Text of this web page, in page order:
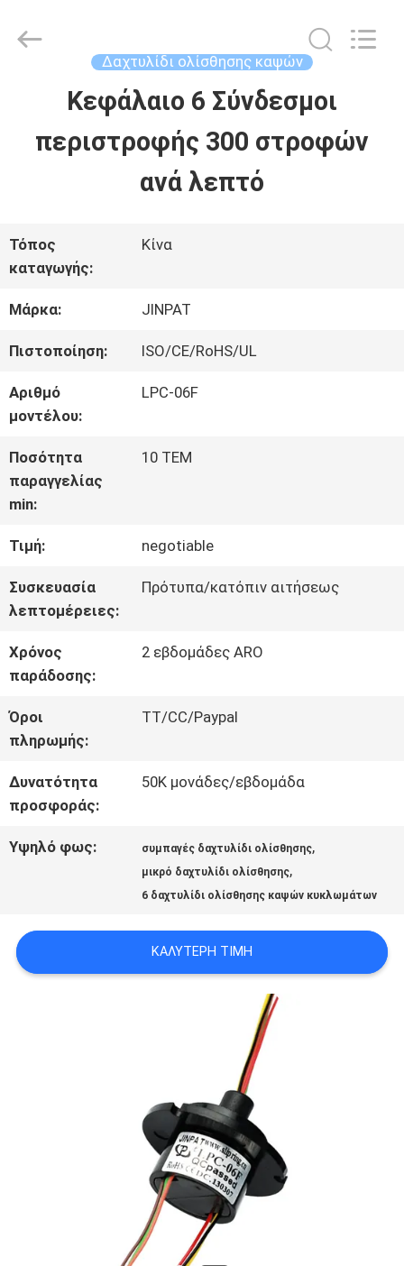
ΕΜΦΆΝΙΣΗ
VR
ΠΕΡΊΠΟΥ
ΕΜΕΊΣ
ΓΎΡΟΣ
ΕΡΓΟΣΤΑΣΊΩΝ
ΠΟΙΟΤΙΚΌΣ
ΈΛΕΓΧΟΣ
ΜΑΣ
ΕΛΆΤΕ
ΣΕ
ΕΠΑΦΉ
ΈΝΑ
ΑΠΌΣΠΑΣΜΑ
Electronics
Δαχτυλίδι ολίσθησης καψών
Κεφάλαιο 6 Σύνδεσμοι
περιστροφής 300 στροφών
ανά λεπτό
Τόπος
καταγωγής:
Κίνα
Μάρκα: JINPAT
Πιστοποίηση: ISO/CE/RoHS/UL
Αριθμό
μοντέλου:
LPC-06F
Ποσότητα
παραγγελίας
min:
10 ΤΕΜ
Τιμή: negotiable
Συσκευασία
λεπτομέρειες:
Πρότυπα/κατόπιν αιτήσεως
Χρόνος
παράδοσης:
2 εβδομάδες ARO
Όροι
πληρωμής:
TT/CC/Paypal
Δυνατότητα
προσφοράς:
50K μονάδες/εβδομάδα
Υψηλό φως: συμπαγές δαχτυλίδι ολίσθησης,
μικρό δαχτυλίδι ολίσθησης,
6 δαχτυλίδι ολίσθησης καψών κυκλωμάτων
ΚΑΛΎΤΕΡΗ ΤΙΜΉ